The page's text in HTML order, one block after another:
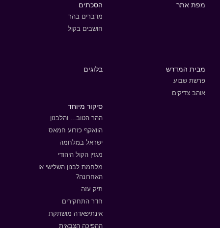
מפת אתר הסכתים
מדברים בהר
חושבים בקול
מבית המדרש
פרשת שבוע
אוהב צדיקים
בלוגים
סיקור מיוחד
ההר הטוב... והלבנון
הוואקף כזרוע חמאס
ישראל במלחמה
מגזין הקול היהודי
מלחמת לבנון השלישי או
האחרונה?
תיק עזה
חדר התחקירים
אינתיפאדה מושתקת
ההפיכה הצבאית